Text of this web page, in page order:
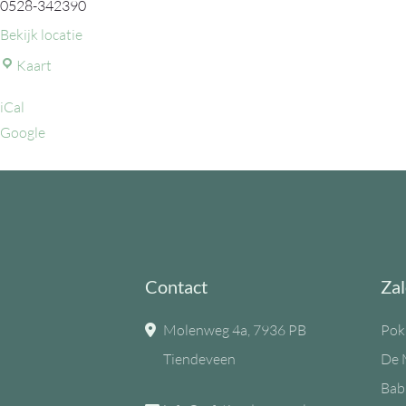
0528-342390
Bekijk locatie
Kaart
iCal
Google
Contact
Molenweg 4a, 7936 PB
Tiendeveen
De